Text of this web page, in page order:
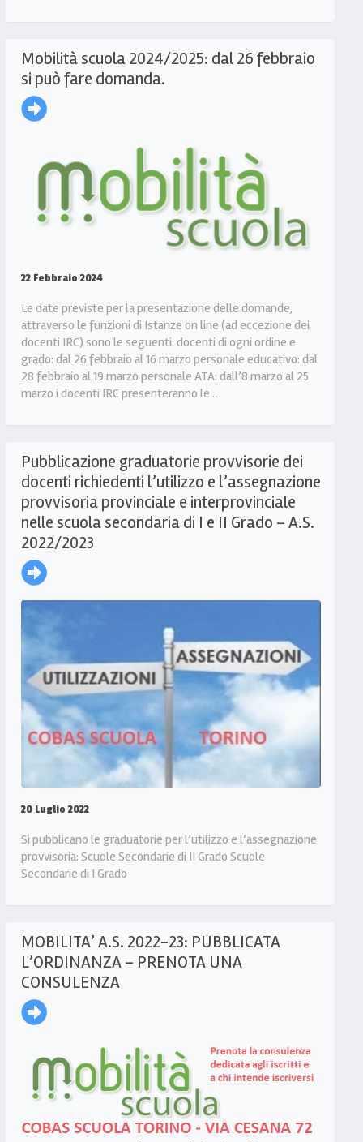
Mobilità scuola 2024/2025: dal 26 febbraio
si può fare domanda.
22 Febbraio 2024
Le date previste per la presentazione delle domande,
attraverso le funzioni di Istanze on line (ad eccezione dei
docenti IRC) sono le seguenti: docenti di ogni ordine e
grado: dal 26 febbraio al 16 marzo personale educativo: dal
28 febbraio al 19 marzo personale ATA: dall’8 marzo al 25
marzo i docenti IRC presenteranno le …
Pubblicazione graduatorie provvisorie dei
docenti richiedenti l’utilizzo e l’assegnazione
provvisoria provinciale e interprovinciale
nelle scuola secondaria di I e II Grado – A.S.
2022/2023
20 Luglio 2022
Si pubblicano le graduatorie per l’utilizzo e l’assegnazione
provvisoria: Scuole Secondarie di II Grado Scuole
Secondarie di I Grado
MOBILITA’ A.S. 2022-23: PUBBLICATA
L’ORDINANZA – PRENOTA UNA
CONSULENZA